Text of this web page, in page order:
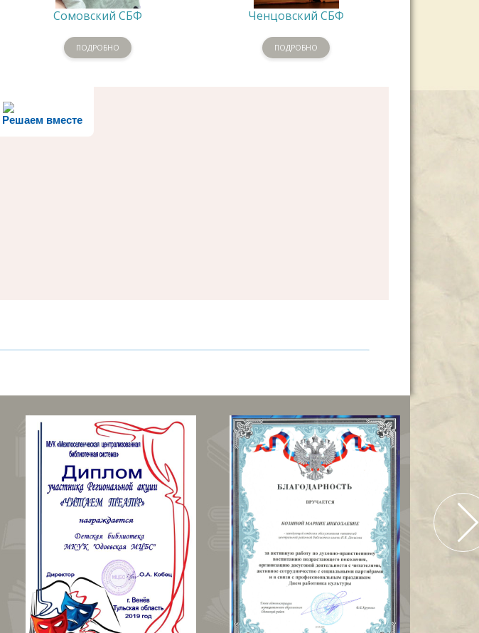
Сомовский СБФ
ПОДРОБНО
Ченцовский СБФ
ПОДРОБНО
Решаем вместе